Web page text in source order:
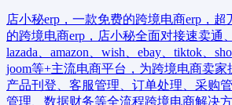
店小秘erp，一款免费的跨境电商erp，
的跨境电商erp，店小秘全面对接速卖通
lazada、amazon、wish、ebay、tiktok、
joom等+主流电商平台，为跨境电商卖家
产品刊登、客服管理、订单处理、采购
管理、数据财务等全流程跨境电商解决方